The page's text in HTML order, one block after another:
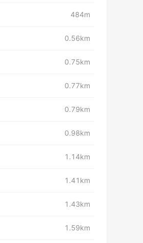
484m
0.56km
0.75km
0.77km
0.79km
0.98km
1.14km
1.41km
1.43km
1.59km